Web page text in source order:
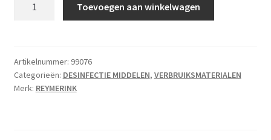
Toevoegen aan winkelwagen
Artikelnummer: 99076
Categorieën: DESINFECTIE MIDDELEN, VERBRUIKSMATERIALEN
Merk: REYMERINK